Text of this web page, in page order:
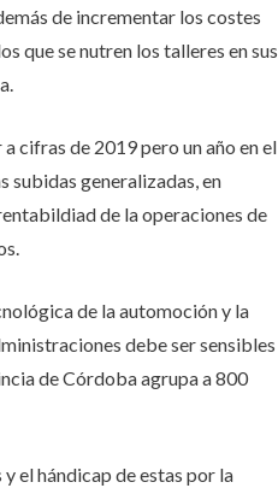
de incrementar los costes
que se nutren los talleres en sus
cifras de 2019 pero un año en el
subidas generalizadas, en
de la operaciones de
de la automoción y la
debe ser sensibles
de Córdoba agrupa a 800
el hándicap de estas por la